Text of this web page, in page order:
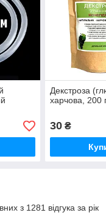
Декстроза
харчова, 200
30₴
з 1281 відгука за рік